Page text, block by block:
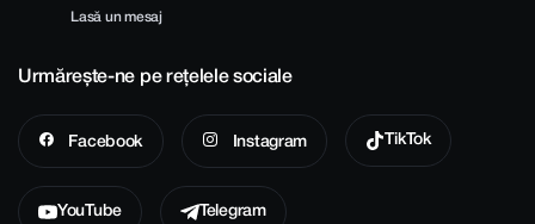
Lasă un mesaj
Urmărește-ne pe rețelele sociale
Facebook Instagram TikTok
YouTube Telegram